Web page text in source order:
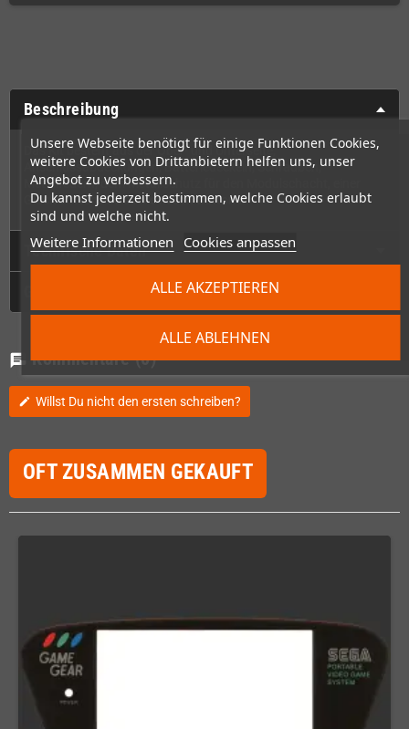
Unsere Webseite benötigt für einige Funktionen Cookies,
weitere Cookies von Drittanbietern helfen uns, unser
Angebot zu verbessern.
Du kannst jederzeit bestimmen, welche Cookies erlaubt
sind und welche nicht.
Weitere Informationen Cookies anpassen
ALLE ABLEHNEN
ALLE AKZEPTIEREN
Beschreibung
Das Kit besteht aus der Ober- und Unterseite,
Anschlussabdeckungen, Batteriedeckeln, Schrauben,
Metallfedern, dem Metallschutz für den Modulschacht, einer
Glasfrontscheibe sowie neuen Buttons.
Technische Daten
chat Kommentare (0)
edit Willst Du nicht den ersten schreiben?
OFT ZUSAMMEN GEKAUFT